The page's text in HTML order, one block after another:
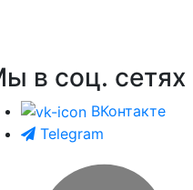
в соц. сетях
ВКонтакте
Telegram